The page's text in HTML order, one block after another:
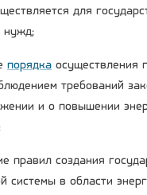
для
нужд;
порядка осуществления
требований
и о повышении
правил создания
системы в области